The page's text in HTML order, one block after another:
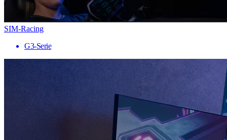
SIM-Racing
G3-Serie